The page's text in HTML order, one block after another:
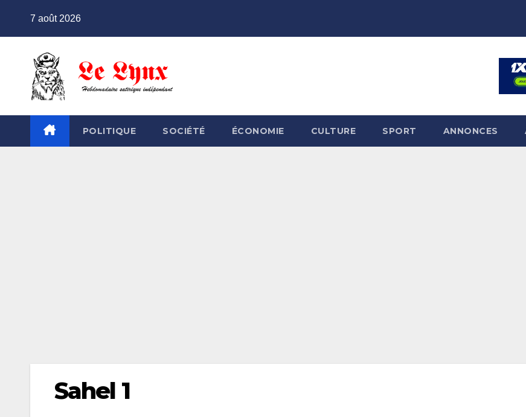
7 août 2026
POLITIQUE SOCIÉTÉ ÉCONOMIE CULTURE SPORT ANNONCES
Sahel 1